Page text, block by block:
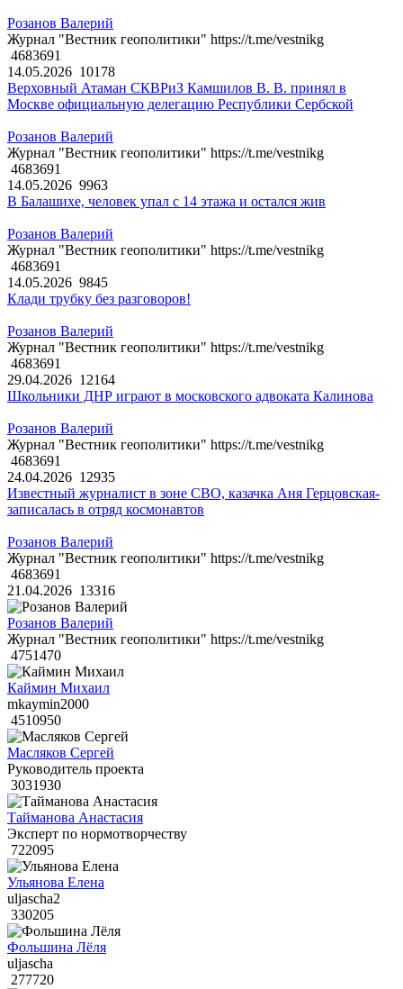
Розанов Валерий
Журнал "Вестник геополитики" https://t.me/vestnikg
4683691
14.05.2026 10178
Верховный Атаман СКВРиЗ Камшилов В. В. принял в
Москве официальную делегацию Республики Сербской
Розанов Валерий
Журнал "Вестник геополитики" https://t.me/vestnikg
4683691
14.05.2026 9963
В Балашихе, человек упал с 14 этажа и остался жив
Розанов Валерий
Журнал "Вестник геополитики" https://t.me/vestnikg
4683691
14.05.2026 9845
Клади трубку без разговоров!
Розанов Валерий
Журнал "Вестник геополитики" https://t.me/vestnikg
4683691
29.04.2026 12164
Школьники ДНР играют в московского адвоката Калинова
Розанов Валерий
Журнал "Вестник геополитики" https://t.me/vestnikg
4683691
24.04.2026 12935
Известный журналист в зоне СВО, казачка Аня Герцовская-
записалась в отряд космонавтов
Розанов Валерий
Журнал "Вестник геополитики" https://t.me/vestnikg
4683691
21.04.2026 13316
Розанов Валерий
Журнал "Вестник геополитики" https://t.me/vestnikg
4751470
Каймин Михаил
mkaymin2000
4510950
Масляков Сергей
Руководитель проекта
3031930
Тайманова Анастасия
Эксперт по нормотворчеству
722095
Ульянова Елена
uljascha2
330205
Фольшина Лёля
uljascha
277720